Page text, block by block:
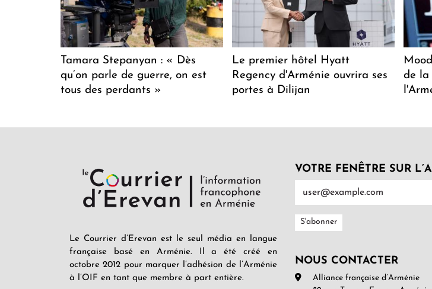
Tamara Stepanyan : « Dès
qu’on parle de guerre, on est
tous des perdants »
Le premier hôtel Hyatt
Regency d'Arménie ouvrira ses
portes à Dilijan
de la
Le Courrier d’Erevan est le seul média en langue
française basé en Arménie. Il a été créé en
octobre 2012 pour marquer l’adhésion de l’Arménie
à l’OIF en tant que membre à part entière.
VOTRE FENÊTRE SUR
NOUS CONTACTER
Alliance française d’Arménie